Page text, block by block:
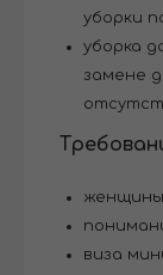
уборки
уборка
замене
женщины
виза